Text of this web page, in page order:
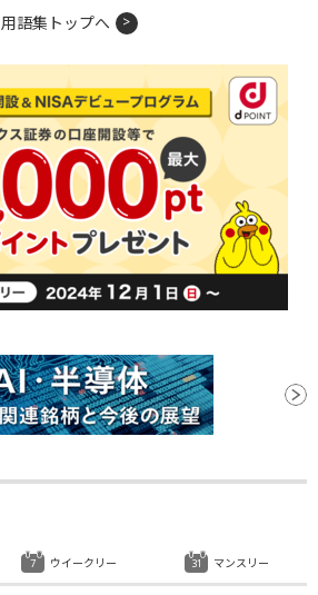
用語集トップへ
ウイークリー マンスリー